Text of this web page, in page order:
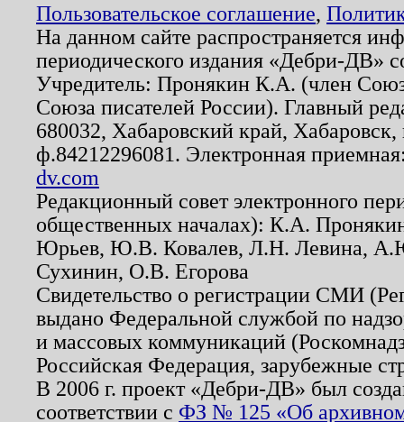
Пользовательское соглашение,
На данном сайте распространяется
периодического издания «Дебри-ДВ»
Учредитель: Пронякин К.А. (член
Союза писателей России). Главный
680032, Хабаровский край,
ф.84212296081. Электронная
dv.com
Редакционный совет электронного
общественных началах): К.А.
Юрьев, Ю.В. Ковалев, Л.Н. Левина,
Сухинин, О.В. Егорова
Свидетельство о регистрации СМИ
выдано Федеральной службой по
и массовых коммуникаций
Российская Федерация, зарубежные
В 2006 г. проект «Дебри-ДВ» был
соответствии с ФЗ № 125 «Об